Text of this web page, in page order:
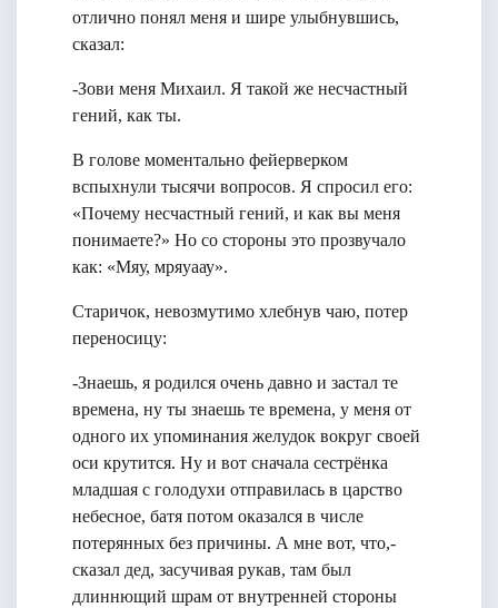
отлично понял меня и шире улыбнувшись,
сказал:
-Зови меня Михаил. Я такой же несчастный
гений, как ты.
В голове моментально фейерверком
вспыхнули тысячи вопросов. Я спросил его:
«Почему несчастный гений, и как вы меня
понимаете?» Но со стороны это прозвучало
как: «Мяу, мряуаау».
Старичок, невозмутимо хлебнув чаю, потер
переносицу:
-Знаешь, я родился очень давно и застал те
времена, ну ты знаешь те времена, у меня от
одного их упоминания желудок вокруг своей
оси крутится. Ну и вот сначала сестрёнка
младшая с голодухи отправилась в царство
небесное, батя потом оказался в числе
потерянных без причины. А мне вот, что,-
сказал дед, засучивая рукав, там был
длиннющий шрам от внутренней стороны